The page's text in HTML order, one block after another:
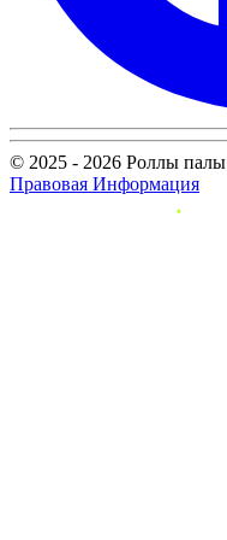
© 2025 - 2026 Роллы палы
Правовая Информация